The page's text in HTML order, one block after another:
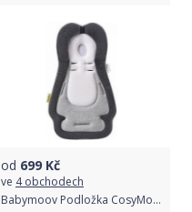
od 699 Kč
ve 4 obchodech
Babymoov Podložka CosyMorpho Smokey